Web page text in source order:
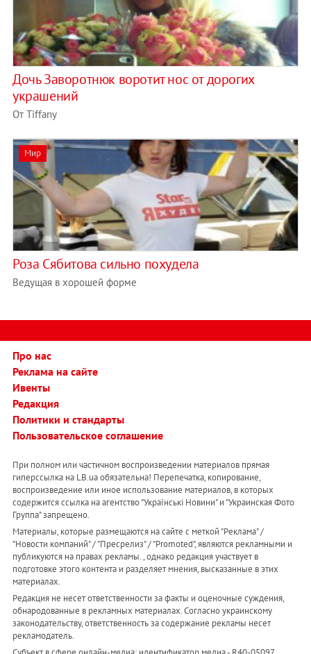
Дочь Заворотнюк воротит нос от дорогих
украшений
От Tiffany
Мир
Роза Сябитова сильно похудела
Ведущая в хорошей форме
Про нас
Реклама на сайте
Ивенты
Редакция
Политики и стандарты
Пользовательское соглашение
При полном или частичном воспроизведении материалов прямая
гиперссылка на LB.ua обязательна! Перепечатка, копирование,
воспроизведение или иное использование материалов, в которых
содержится ссылка на агентство "Українськi Новини" и "Украинская Фото
Группа" запрещено.
Материалы, которые размещаются на сайте с меткой "Реклама" /
"Новости компаний" / "Пресрелиз" / "Promoted", являются рекламными и
публикуются на правах рекламы. , однако редакция участвует в
подготовке этого контента и разделяет мнения, высказанные в этих
материалах.
Редакция не несет ответственности за факты и оценочные суждения,
обнародованные в рекламных материалах. Согласно украинскому
законодательству, ответственность за содержание рекламы несет
рекламодатель.